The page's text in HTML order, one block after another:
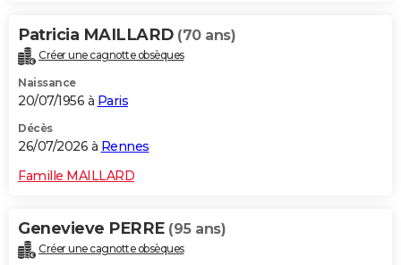
Patricia MAILLARD (70 ans)
Créer une cagnotte obsèques
Naissance
20/07/1956 à Paris
Décès
26/07/2026 à Rennes
Famille MAILLARD
Genevieve PERRE (95 ans)
Créer une cagnotte obsèques